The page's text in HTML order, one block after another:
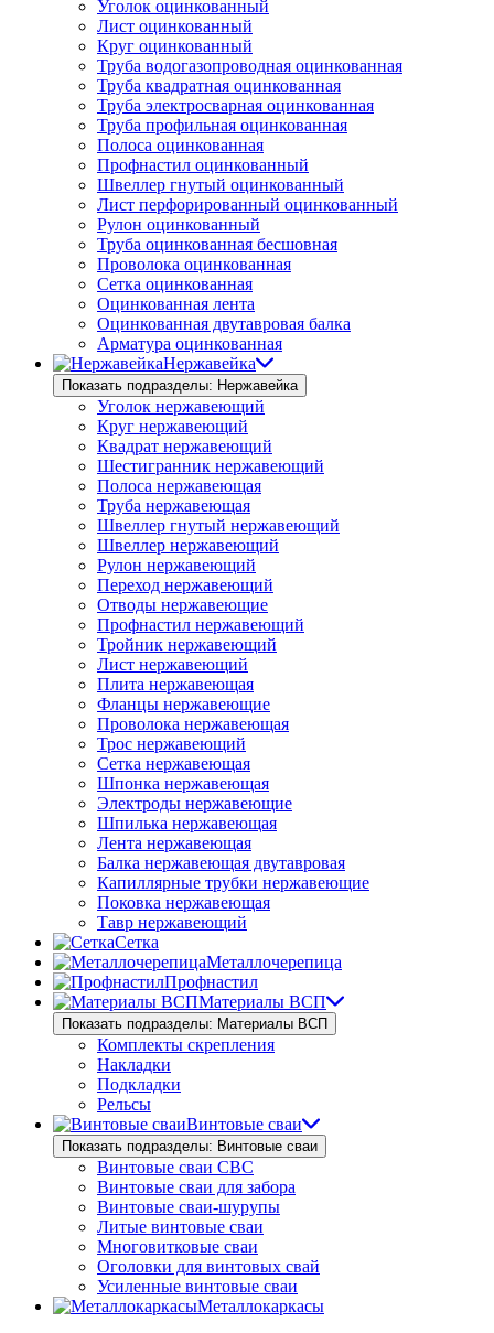
Уголок оцинкованный
Лист оцинкованный
Круг оцинкованный
Труба водогазопроводная оцинкованная
Труба квадратная оцинкованная
Труба электросварная оцинкованная
Труба профильная оцинкованная
Полоса оцинкованная
Профнастил оцинкованный
Швеллер гнутый оцинкованный
Лист перфорированный оцинкованный
Рулон оцинкованный
Труба оцинкованная бесшовная
Проволока оцинкованная
Сетка оцинкованная
Оцинкованная лента
Оцинкованная двутавровая балка
Арматура оцинкованная
Нержавейка
Показать подразделы: Нержавейка
Уголок нержавеющий
Круг нержавеющий
Квадрат нержавеющий
Шестигранник нержавеющий
Полоса нержавеющая
Труба нержавеющая
Швеллер гнутый нержавеющий
Швеллер нержавеющий
Рулон нержавеющий
Переход нержавеющий
Отводы нержавеющие
Профнастил нержавеющий
Тройник нержавеющий
Лист нержавеющий
Плита нержавеющая
Фланцы нержавеющие
Проволока нержавеющая
Трос нержавеющий
Сетка нержавеющая
Шпонка нержавеющая
Электроды нержавеющие
Шпилька нержавеющая
Лента нержавеющая
Балка нержавеющая двутавровая
Капиллярные трубки нержавеющие
Поковка нержавеющая
Тавр нержавеющий
Сетка
Металлочерепица
Профнастил
Материалы ВСП
Показать подразделы: Материалы ВСП
Комплекты скрепления
Накладки
Подкладки
Рельсы
Винтовые сваи
Показать подразделы: Винтовые сваи
Винтовые сваи СВС
Винтовые сваи для забора
Винтовые сваи-шурупы
Литые винтовые сваи
Многовитковые сваи
Оголовки для винтовых свай
Усиленные винтовые сваи
Металлокаркасы